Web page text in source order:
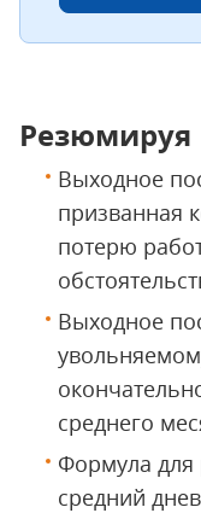
Резюмируя
Выходное
призванная
потерю
Выходное
среднего
Формула для
средний